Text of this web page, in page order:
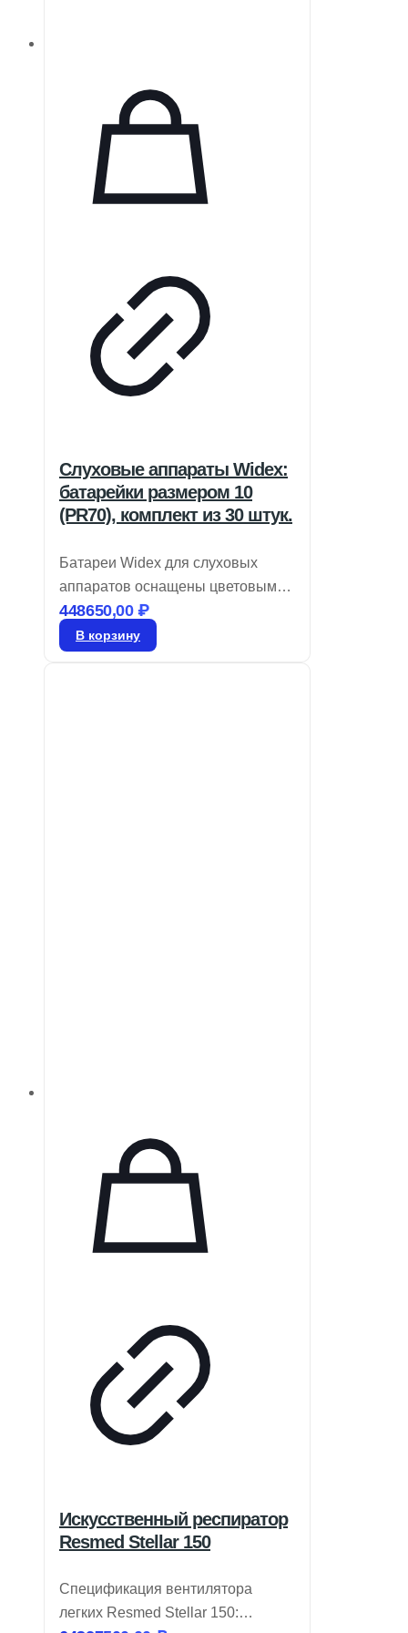
Слуховые аппараты Widex:
батарейки размером 10
(PR70), комплект из 30 штук.
Батареи Widex для слуховых
аппаратов оснащены цветовым
кодом для легкой идентификации
размера и являются воздушно-
448650,00₽
В корзину
Искусственный респиратор
Resmed Stellar 150
Спецификация вентилятора
легких Resmed Stellar 150: